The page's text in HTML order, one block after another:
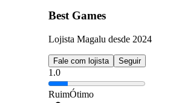
Best Games
Lojista Magalu desde 2024
Fale com lojista Seguir
1.0
RuimÓtimo